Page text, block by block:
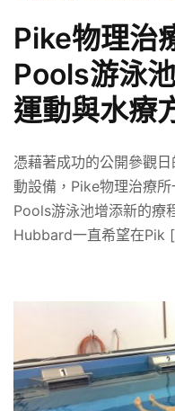
Pike物理治
Pools游泳
運動與水療
憑藉著成功的公開參觀
動設備，Pike物理治療
Pools游泳池增添新的療
Hubbard一直希望在Pik